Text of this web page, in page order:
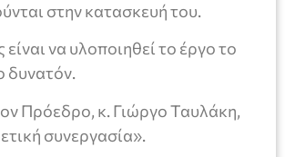
στην κατασκευή του.
είναι να υλοποιηθεί το έργο το
δυνατόν.
Πρόεδρο, κ. Γιώργο Ταυλάκη,
συνεργασία».